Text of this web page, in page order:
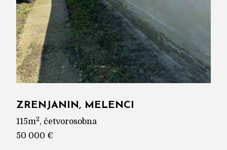
ZRENJANIN, MELENCI
115m2, četvorosobna
50 000 €